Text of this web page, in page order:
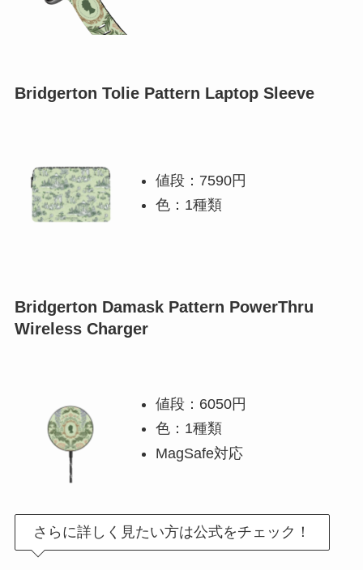
Bridgerton Tolie Pattern Laptop Sleeve
値段：7590円
色：1種類
Bridgerton Damask Pattern PowerThru
Wireless Charger
値段：6050円
色：1種類
MagSafe対応
さらに詳しく見たい方は公式をチェック！